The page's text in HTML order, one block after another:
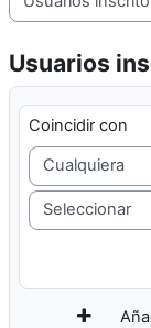
Navegación
Usuarios
Filtro 1
Coincidir con
Filtrar tipo